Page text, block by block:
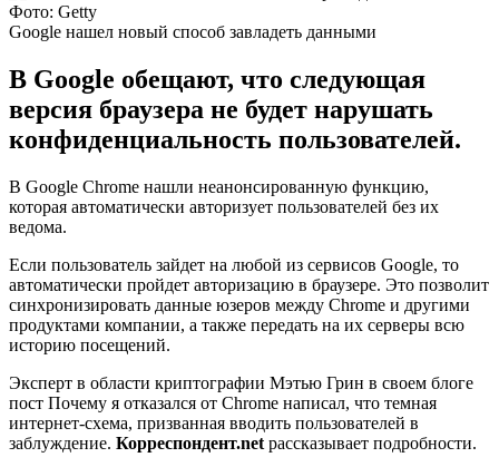
Фото: Getty
Google нашел новый способ завладеть данными
В Google обещают, что следующая
версия браузера не будет нарушать
конфиденциальность пользователей.
В Google Chrome нашли неанонсированную функцию,
которая автоматически авторизует пользователей без их
ведома.
Если пользователь зайдет на любой из сервисов Google, то
автоматически пройдет авторизацию в браузере. Это позволит
синхронизировать данные юзеров между Chrome и другими
продуктами компании, а также передать на их серверы всю
историю посещений.
Эксперт в области криптографии Мэтью Грин в своем блоге
пост Почему я отказался от Chrome написал, что темная
интернет-схема, призванная вводить пользователей в
заблуждение. Корреспондент.net рассказывает подробности.